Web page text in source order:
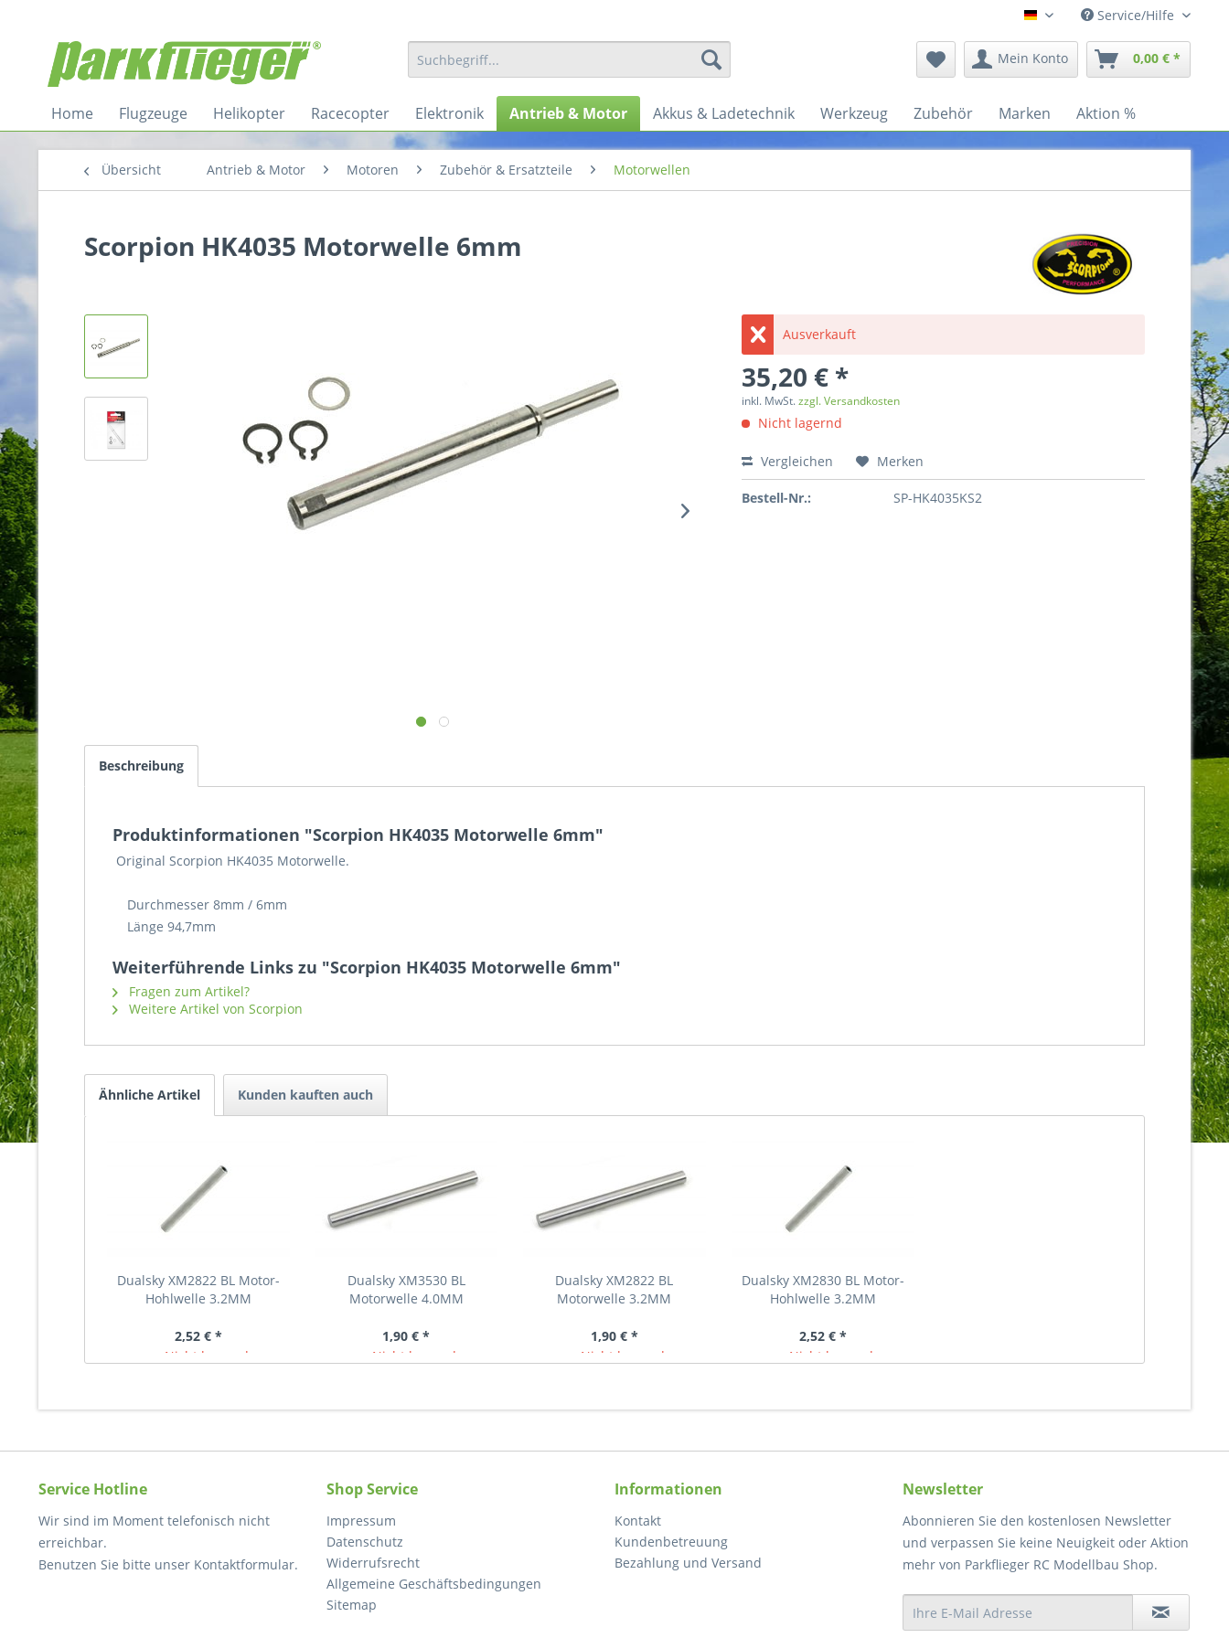
Deutsch Service/Hilfe
Mein Konto 0,00 € *
Home Flugzeuge Helikopter Racecopter Elektronik Antrieb & Motor Akkus & Ladetechnik Werkzeug Zubehör Marken Aktion %
Übersicht Antrieb & Motor Motoren Zubehör & Ersatzteile Motorwellen
Scorpion HK4035 Motorwelle 6mm
Ausverkauft
35,20 € *
inkl. MwSt.zzgl. Versandkosten
Nicht lagernd
Vergleichen Merken
Bestell-Nr.: SP-HK4035KS2
Beschreibung
Produktinformationen "Scorpion HK4035 Motorwelle 6mm"
Original Scorpion HK4035 Motorwelle.
Durchmesser 8mm / 6mm
Länge 94,7mm
Weiterführende Links zu "Scorpion HK4035 Motorwelle 6mm"
Fragen zum Artikel?
Weitere Artikel von Scorpion
Ähnliche Artikel Kunden kauften auch
Dualsky XM2822 BL Motor-
Hohlwelle 3.2MM
2,52 € *
Nicht lagernd
Dualsky XM3530 BL
Motorwelle 4.0MM
1,90 € *
Nicht lagernd
Dualsky XM2822 BL
Motorwelle 3.2MM
1,90 € *
Nicht lagernd
Dualsky XM2830 BL Motor-
Hohlwelle 3.2MM
2,52 € *
Nicht lagernd
Service Hotline
Wir sind im Moment telefonisch nicht
erreichbar.
Benutzen Sie bitte unser Kontaktformular.
Shop Service
Impressum
Datenschutz
Widerrufsrecht
Allgemeine Geschäftsbedingungen
Sitemap
Informationen
Kontakt
Kundenbetreuung
Bezahlung und Versand
Newsletter
Abonnieren Sie den kostenlosen Newsletter
und verpassen Sie keine Neuigkeit oder Aktion
mehr von Parkflieger RC Modellbau Shop.